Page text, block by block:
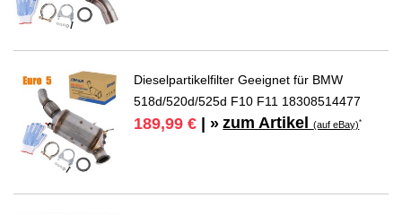
Dieselpartikelfilter Geeignet für BMW
518d/520d/525d F10 F11 18308514477
189,99 € | » zum Artikel(auf eBay)*